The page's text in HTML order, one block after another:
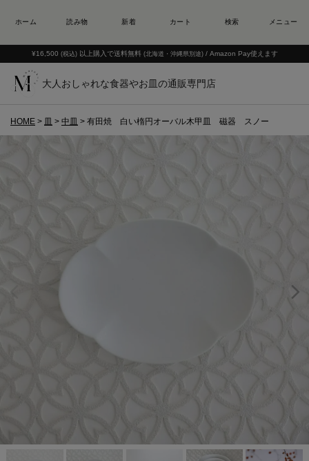
¥16,500 (税込) 以上購入で送料無料 (北海道・沖縄県別途) / Amazon Pay使えます
大人おしゃれな食器やお皿の通販専門店
HOME 皿 中皿 有田焼 白い楕円オーバル木甲皿 磁器 スノー